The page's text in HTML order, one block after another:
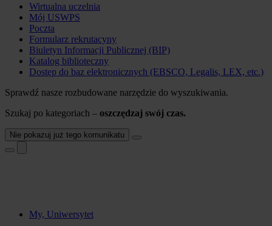
Wirtualna uczelnia
Mój USWPS
Poczta
Formularz rekrutacyny
Biuletyn Informacji Publicznej (BIP)
Katalog biblioteczny
Dostęp do baz elektronicznych (EBSCO, Legalis, LEX, etc.)
Sprawdź nasze rozbudowane narzędzie do wyszukiwania.
Szukaj po kategoriach – oszczędzaj swój czas.
Nie pokazuj już tego komunikatu
My, Uniwersytet